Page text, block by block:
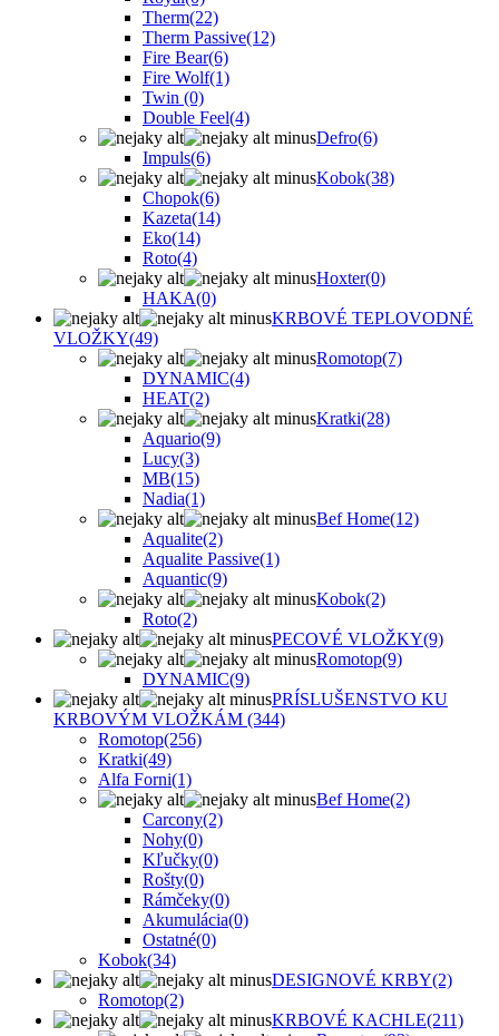
Therm(22)
Therm Passive(12)
Fire Bear(6)
Fire Wolf(1)
Twin (0)
Double Feel(4)
Defro(6)
Impuls(6)
Kobok(38)
Chopok(6)
Kazeta(14)
Eko(14)
Roto(4)
Hoxter(0)
HAKA(0)
KRBOVÉ TEPLOVODNÉ
VLOŽKY(49)
Romotop(7)
DYNAMIC(4)
HEAT(2)
Kratki(28)
Aquario(9)
Lucy(3)
MB(15)
Nadia(1)
Bef Home(12)
Aqualite(2)
Aqualite Passive(1)
Aquantic(9)
Kobok(2)
Roto(2)
PECOVÉ VLOŽKY(9)
Romotop(9)
DYNAMIC(9)
PRÍSLUŠENSTVO KU
KRBOVÝM VLOŽKÁM (344)
Romotop(256)
Kratki(49)
Alfa Forni(1)
Bef Home(2)
Carcony(2)
Nohy(0)
Kľučky(0)
Rošty(0)
Rámčeky(0)
Akumulácia(0)
Ostatné(0)
Kobok(34)
DESIGNOVÉ KRBY(2)
Romotop(2)
KRBOVÉ KACHLE(211)